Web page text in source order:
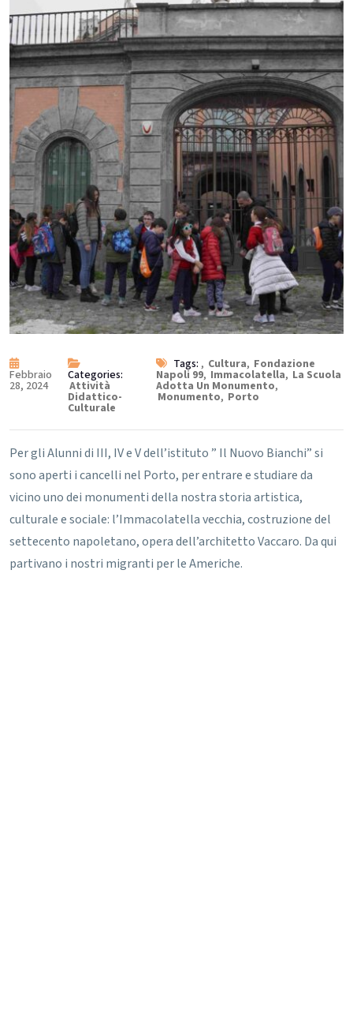
Febbraio
28, 2024
Categories:
Attività
Didattico-
Culturale
Tags: , Cultura, Fondazione
Napoli 99, Immacolatella, La Scuola
Adotta Un Monumento,
Monumento, Porto
Per gli Alunni di III, IV e V dell’istituto ” Il Nuovo Bianchi” si
sono aperti i cancelli nel Porto, per entrare e studiare da
vicino uno dei monumenti della nostra storia artistica,
culturale e sociale: l’Immacolatella vecchia, costruzione del
settecento napoletano, opera dell’architetto Vaccaro. Da qui
partivano i nostri migranti per le Americhe.